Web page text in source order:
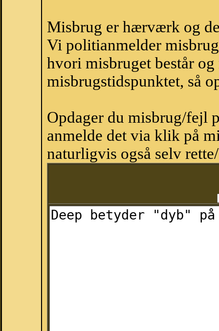
Misbrug er hærværk og
Vi politianmelder
hvori misbruget består
misbrugstidspunktet, så
Opdager du misbrug/fejl
anmelde det via klik på
naturligvis også selv